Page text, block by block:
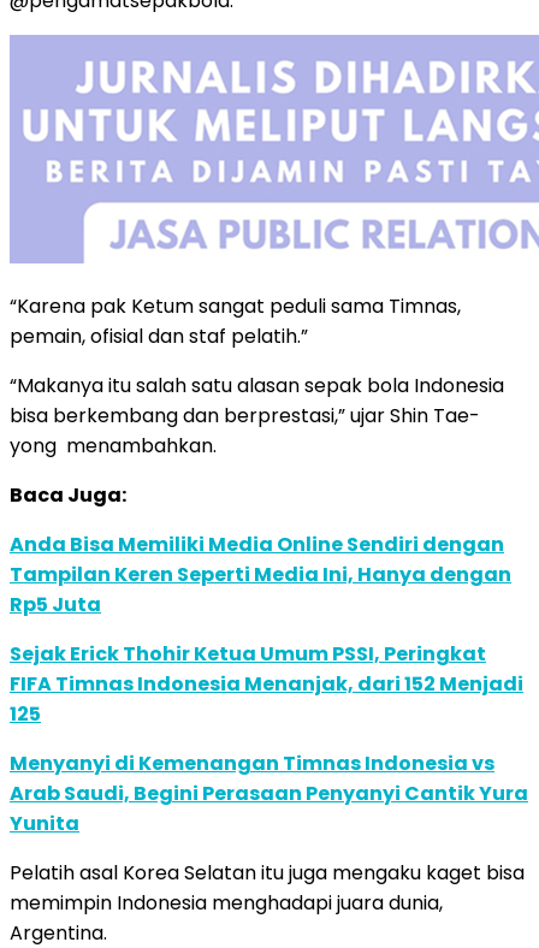
“Karena pak Ketum sangat peduli sama Timnas,
pemain, ofisial dan staf pelatih.”
“Makanya itu salah satu alasan sepak bola Indonesia
bisa berkembang dan berprestasi,” ujar Shin Tae-
yong menambahkan.
Baca Juga:
Anda Bisa Memiliki Media Online Sendiri dengan
Tampilan Keren Seperti Media Ini, Hanya dengan
Rp5 Juta
Sejak Erick Thohir Ketua Umum PSSI, Peringkat
FIFA Timnas Indonesia Menanjak, dari 152 Menjadi
125
Menyanyi di Kemenangan Timnas Indonesia vs
Arab Saudi, Begini Perasaan Penyanyi Cantik Yura
Yunita
Pelatih asal Korea Selatan itu juga mengaku kaget bisa
memimpin Indonesia menghadapi juara dunia,
Argentina.